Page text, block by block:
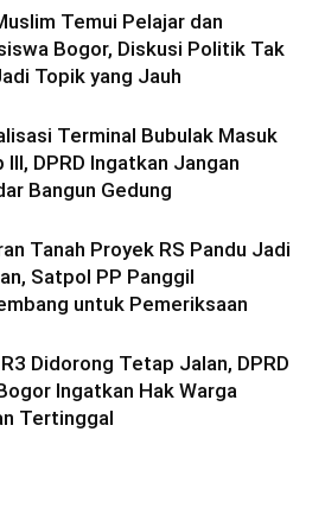
Temui Pelajar dan
Bogor, Diskusi Politik Tak
Topik yang Jauh
Terminal Bubulak Masuk
III, DPRD Ingatkan Jangan
Bangun Gedung
Tanah Proyek RS Pandu Jadi
Satpol PP Panggil
untuk Pemeriksaan
Didorong Tetap Jalan, DPRD
Ingatkan Hak Warga
Tertinggal